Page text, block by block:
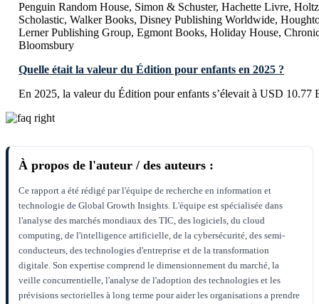
Penguin Random House, Simon & Schuster, Hachette Livre,
Scholastic, Walker Books, Disney Publishing Worldwide,
Lerner Publishing Group, Egmont Books, Holiday House,
Bloomsbury
Quelle était la valeur du Édition pour enfants en 2025 ?
En 2025, la valeur du Édition pour enfants s’élevait à USD 10.77
À propos de l'auteur / des auteurs :
Ce rapport a été rédigé par l'équipe de recherche en information et
technologie de Global Growth Insights. L'équipe est spécialisée dans
l'analyse des marchés mondiaux des TIC, des logiciels, du cloud
computing, de l'intelligence artificielle, de la cybersécurité, des semi-
conducteurs, des technologies d'entreprise et de la transformation
digitale. Son expertise comprend le dimensionnement du marché, la
veille concurrentielle, l'analyse de l'adoption des technologies et les
prévisions sectorielles à long terme pour aider les organisations a prendre